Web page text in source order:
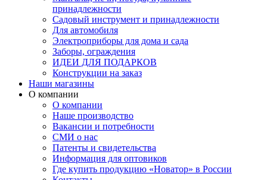
принадлежности
Садовый инструмент и принадлежности
Для автомобиля
Электроприборы для дома и сада
Заборы, ограждения
ИДЕИ ДЛЯ ПОДАРКОВ
Конструкции на заказ
Наши магазины
О компании
О компании
Наше производство
Вакансии и потребности
СМИ о нас
Патенты и свидетельства
Информация для оптовиков
Где купить продукцию «Новатор» в России